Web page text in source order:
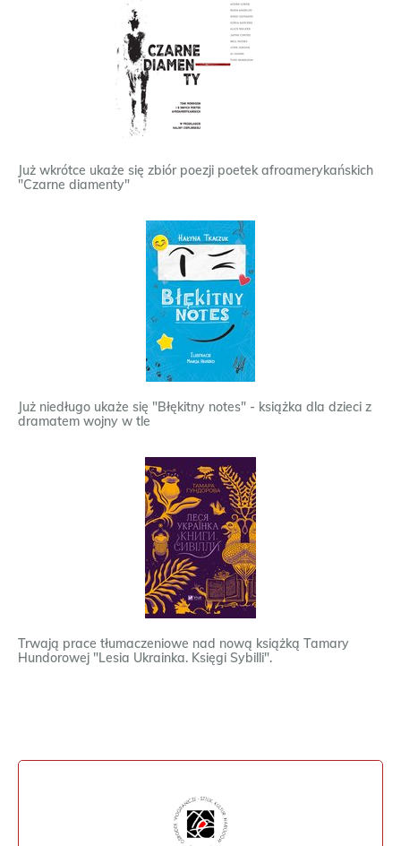
Już wkrótce ukaże się zbiór poezji poetek afroamerykańskich
"Czarne diamenty"
Już niedługo ukaże się "Błękitny notes" - książka dla dzieci z
dramatem wojny w tle
Trwają prace tłumaczeniowe nad nową książką Tamary
Hundorowej "Lesia Ukrainka. Księgi Sybilli".